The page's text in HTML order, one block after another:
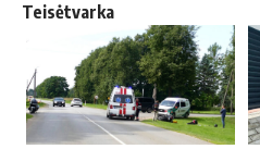
Teisėtvarka